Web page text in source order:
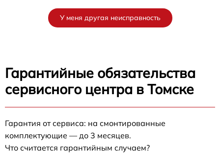
У меня другая неисправность
Гарантийные обязательства
сервисного центра в Томске
Гарантия от сервиса: на смонтированные
комплектующие — до 3 месяцев.
Что считается гарантийным случаем?